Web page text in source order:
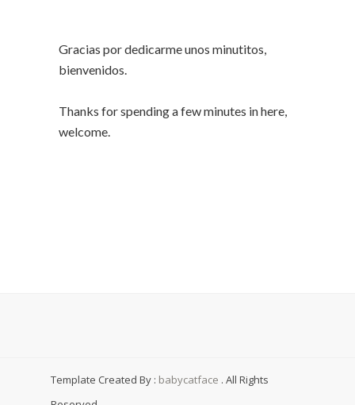
Gracias por dedicarme unos minutitos,
bienvenidos.
Thanks for spending a few minutes in here,
welcome.
Template Created By : babycatface . All Rights